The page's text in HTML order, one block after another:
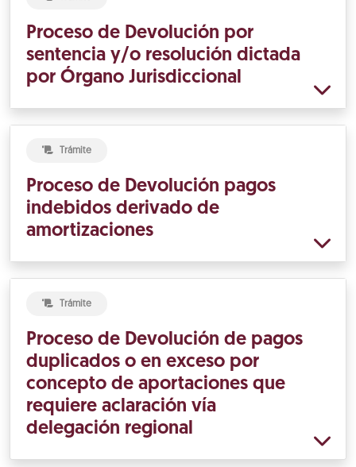
Proceso de Devolución por
sentencia y/o resolución dictada
por Órgano Jurisdiccional
Trámite
Proceso de Devolución pagos
indebidos derivado de
amortizaciones
Trámite
Proceso de Devolución de pagos
duplicados o en exceso por
concepto de aportaciones que
requiere aclaración vía
delegación regional